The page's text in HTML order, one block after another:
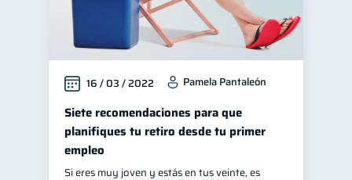
16 / 03 / 2022 Pamela Pantaleón
Siete recomendaciones para que
planifiques tu retiro desde tu primer
empleo
Si eres muy joven y estás en tus veinte, es